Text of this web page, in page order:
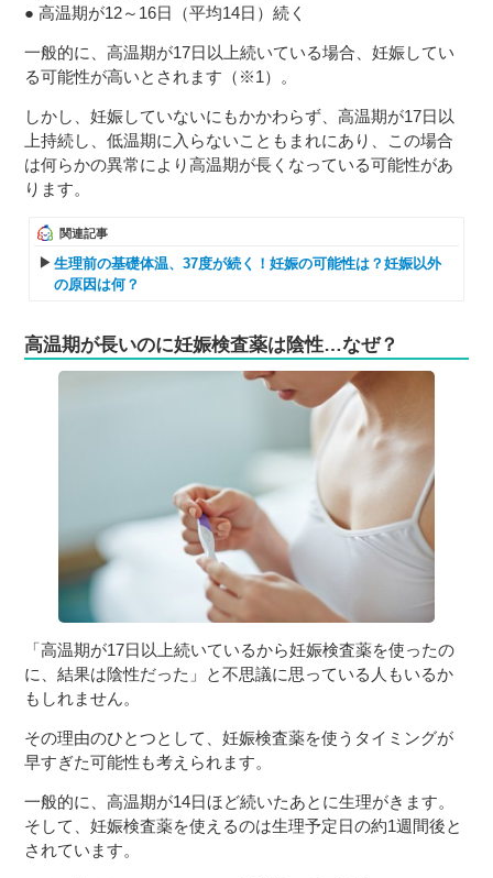
● 高温期が12～16日（平均14日）続く
一般的に、高温期が17日以上続いている場合、妊娠してい
る可能性が高いとされます（※1）。
しかし、妊娠していないにもかかわらず、高温期が17日以
上持続し、低温期に入らないこともまれにあり、この場合
は何らかの異常により高温期が長くなっている可能性があ
ります。
関連記事
生理前の基礎体温、37度が続く！妊娠の可能性は？妊娠以外
の原因は何？
高温期が長いのに妊娠検査薬は陰性…なぜ？
「高温期が17日以上続いているから妊娠検査薬を使ったの
に、結果は陰性だった」と不思議に思っている人もいるか
もしれません。
その理由のひとつとして、妊娠検査薬を使うタイミングが
早すぎた可能性も考えられます。
一般的に、高温期が14日ほど続いたあとに生理がきます。
そして、妊娠検査薬を使えるのは生理予定日の約1週間後と
されています。